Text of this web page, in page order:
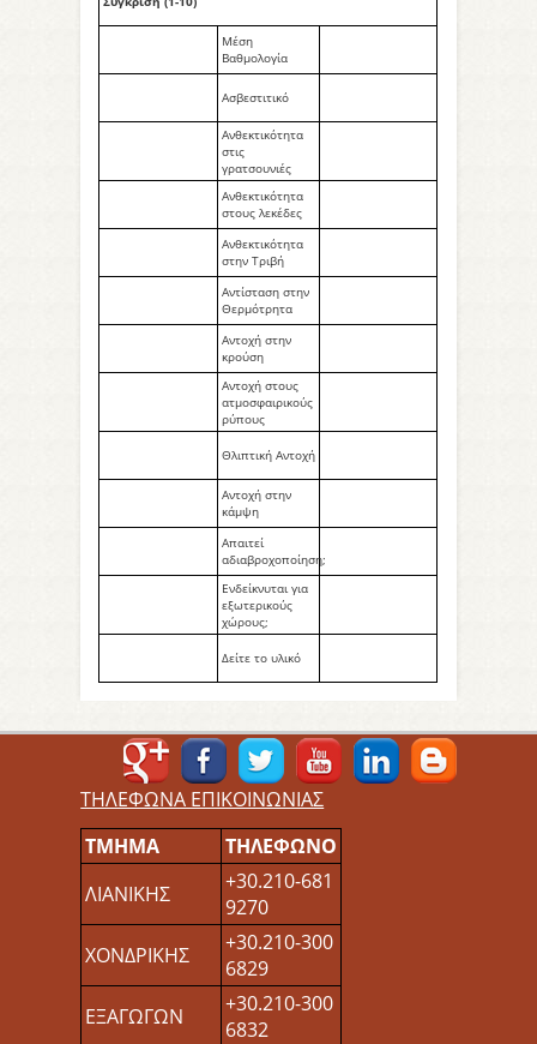
Μέση
Βαθμολογία
Ασβεστιτικό
Ανθεκτικότητα
στις
γρατσουνιές
Ανθεκτικότητα
στους λεκέδες
Ανθεκτικότητα
στην Τριβή
Αντίσταση στην
Θερμότρητα
Αντοχή στην
κρούση
Αντοχή στους
ατμοσφαιρικούς
ρύπους
Θλιπτική Αντοχή
Αντοχή στην
κάμψη
Aπαιτεί
αδιαβροχοποίηση;
Ενδείκνυται για
εξωτερικούς
χώρους;
Δείτε το υλικό
ΤΗΛΕΦΩΝΑ ΕΠΙΚΟΙΝΩΝΙΑΣ
ΤΜΗΜΑ
ΤΗΛΕΦΩΝΟ
ΛΙΑΝΙΚΗΣ
+30.210-681
9270
ΧΟΝΔΡΙΚΗΣ
+30.210-300
6829
ΕΞΑΓΩΓΩΝ
+30.210-300
6832